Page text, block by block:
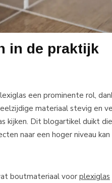
in de praktijk
een prominente rol,
materiaal stevig en
Dit blogartikel duikt
naar een hoger niveau
boutmateriaal voorplexiglas